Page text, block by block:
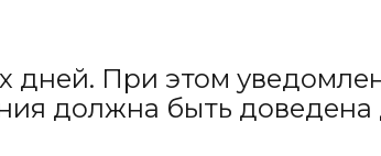
дней. При этом
должна быть